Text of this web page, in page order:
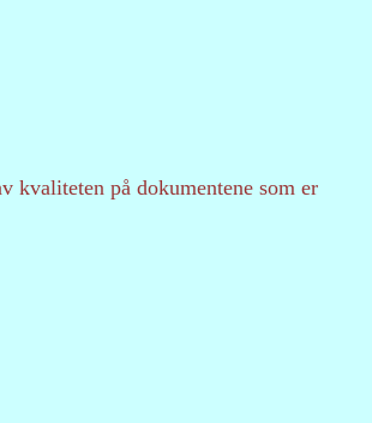
kvaliteten på dokumentene som er